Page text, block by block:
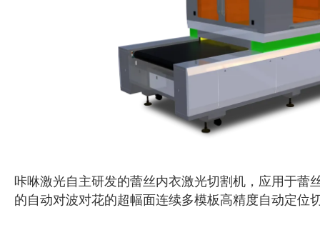
咔咻激光自主研发的蕾丝内衣激光切割机，应用于蕾
的自动对波对花的超幅面连续多模板高精度自动定位